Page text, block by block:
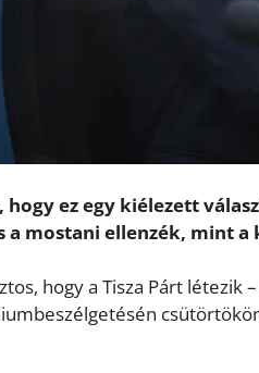
ez egy kiélezett
a mostani ellenzék, mint
hogy a Tisza Párt